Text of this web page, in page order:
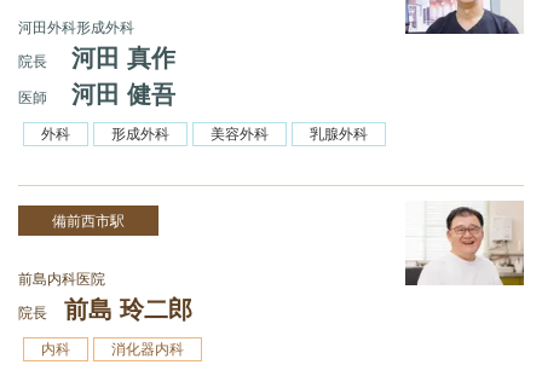
河田外科形成外科
院長
河田 真作
医師 河田 健吾
外科 形成外科 美容外科 乳腺外科
備前西市駅
前島内科医院
院長
前島 玲二郎
内科 消化器内科